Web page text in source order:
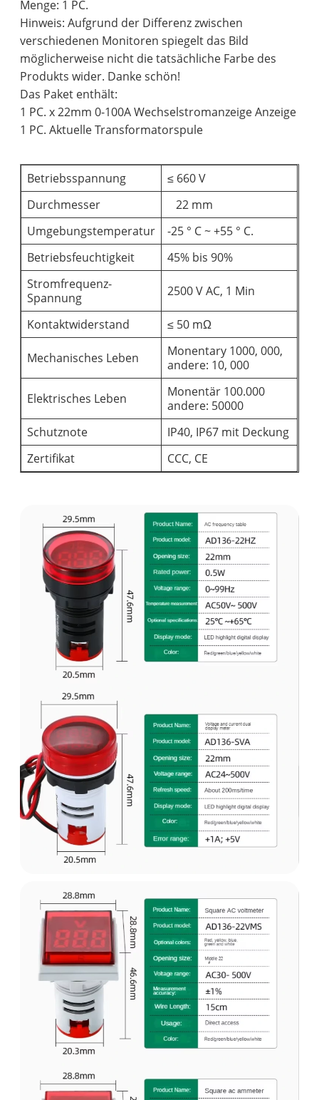
Menge: 1 PC.
Hinweis: Aufgrund der Differenz zwischen
verschiedenen Monitoren spiegelt das Bild
möglicherweise nicht die tatsächliche Farbe des
Produkts wider. Danke schön!
Das Paket enthält:
1 PC. x 22mm 0-100A Wechselstromanzeige Anzeige
1 PC. Aktuelle Transformatorspule
Betriebsspannung
≤ 660 V
Durchmesser
22 mm
Umgebungstemperatur
-25 ° C ~ +55 ° C.
Betriebsfeuchtigkeit
45% bis 90%
Stromfrequenz-
Spannung
2500 V AC, 1 Min
Kontaktwiderstand ≤ 50 mΩ
Mechanisches Leben
Monentary 1000, 000,
andere: 10, 000
Elektrisches Leben
Monentär 100.000
andere: 50000
Schutznote
IP40, IP67 mit Deckung
Zertifikat
CCC, CE